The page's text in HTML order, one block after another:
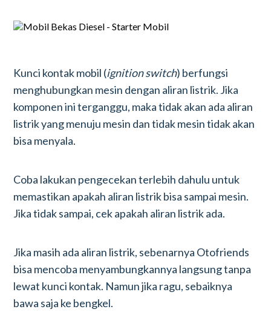
Kunci kontak mobil (ignition switch) berfungsi
menghubungkan mesin dengan aliran listrik. Jika
komponen ini terganggu, maka tidak akan ada aliran
listrik yang menuju mesin dan tidak mesin tidak akan
bisa menyala.
Coba lakukan pengecekan terlebih dahulu untuk
memastikan apakah aliran listrik bisa sampai mesin.
Jika tidak sampai, cek apakah aliran listrik ada.
Jika masih ada aliran listrik, sebenarnya Otofriends
bisa mencoba menyambungkannya langsung tanpa
lewat kunci kontak. Namun jika ragu, sebaiknya
bawa saja ke bengkel.